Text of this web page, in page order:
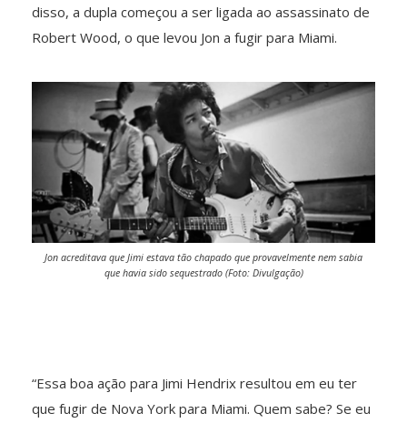
disso, a dupla começou a ser ligada ao assassinato de
Robert Wood, o que levou Jon a fugir para Miami.
Jon acreditava que Jimi estava tão chapado que provavelmente nem sabia
que havia sido sequestrado (Foto: Divulgação)
“Essa boa ação para Jimi Hendrix resultou em eu ter
que fugir de Nova York para Miami. Quem sabe? Se eu